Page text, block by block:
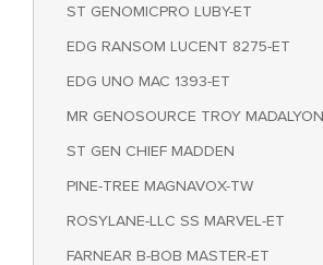
ST GENOMICPRO LUBY-ET
EDG RANSOM LUCENT 8275-ET
EDG UNO MAC 1393-ET
MR GENOSOURCE TROY MADALYON
ST GEN CHIEF MADDEN
PINE-TREE MAGNAVOX-TW
ROSYLANE-LLC SS MARVEL-ET
FARNEAR B-BOB MASTER-ET